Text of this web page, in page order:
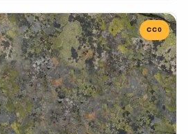
CC0